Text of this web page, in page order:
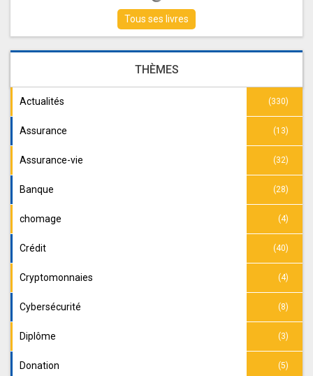
Tous ses livres
THÈMES
Actualités (330)
Assurance (13)
Assurance-vie (32)
Banque (28)
chomage (4)
Crédit (40)
Cryptomonnaies (4)
Cybersécurité (8)
Diplôme (3)
Donation (5)